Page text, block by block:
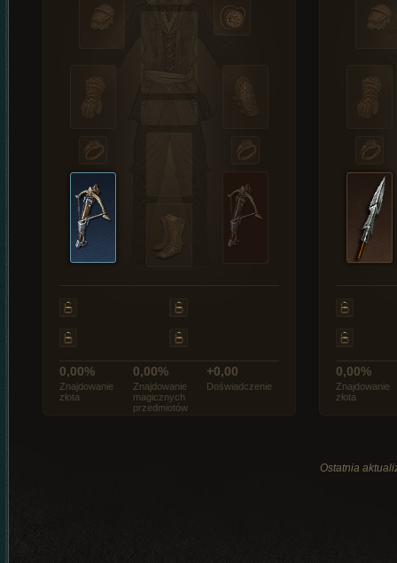
0,00%
Znajdowanie
złota
0,00%
Znajdowanie
magicznych
przedmiotów
+0,00
Doświadczenie
0,00%
Znajdowanie
złota
Ostatnia